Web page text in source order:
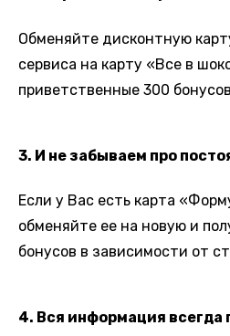
Обменяйте дисконтную
сервиса на карту «Все в
приветственные 300
3. И не забываем про
Если у Вас есть карта
обменяйте ее на новую и
бонусов в зависимости от
4. Вся информация всегда